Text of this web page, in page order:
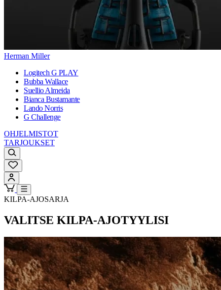
Herman Miller
Logitech G PLAY
Bubba Wallace
Suellio Almeida
Bianca Bustamante
Lando Norris
G Challenge
OHJELMISTOT
TARJOUKSET
KILPA-AJOSARJA
VALITSE KILPA-AJOTYYLISI